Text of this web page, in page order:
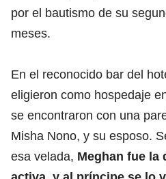
por el bautismo de su
meses.
En el reconocido bar del
eligieron como hospedaje
se encontraron con una
Misha Nono, y su esposo.
esa velada, Meghan fue la